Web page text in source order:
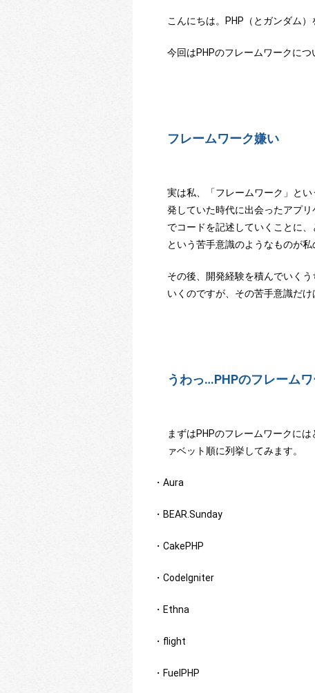
こんにちは。PHP（とガンダム
今回はPHPのフレームワークに
フレームワーク嫌い
実は私、「フレームワーク」と
発していた時代に出会ったアプ
でコードを記述していくことに
という苦手意識のようなものが
その後、開発経験を積んでいく
いくのですが、その苦手意識だ
うわっ…PHPのフレーム
まずはPHPのフレームワークに
ァベット順に列挙してみます。
・Aura
・BEAR.Sunday
・CakePHP
・CodeIgniter
・Ethna
・flight
・FuelPHP